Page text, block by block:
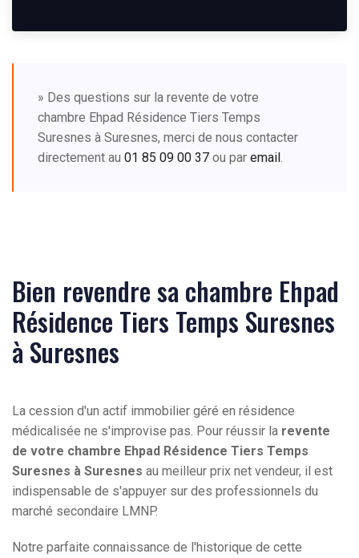
» Des questions sur la revente de votre
chambre Ehpad Résidence Tiers Temps
Suresnes à Suresnes, merci de nous contacter
directement au 01 85 09 00 37 ou par email
Bien revendre sa chambre Ehpad
Résidence Tiers Temps Suresnes
à Suresnes
La cession d'un actif immobilier géré en résidence
médicalisée ne s'improvise pas. Pour réussir la revente
de votre chambre Ehpad Résidence Tiers Temps
Suresnes à Suresnes au meilleur prix net vendeur, il est
indispensable de s'appuyer sur des professionnels du
marché secondaire LMNP.
Notre parfaite connaissance de l'historique de cette